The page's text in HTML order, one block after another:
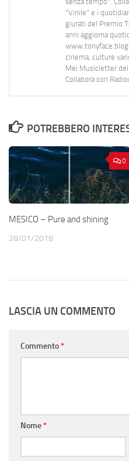
"Vinile" e i
giurati del Premio
anni aggiorna
cinema, culture
Mei Musicletter
Collabora con
POTREBBERO
0
MESICO – Pure and shining
28/01/2018
LASCIA UN COMMENTO
Commento*
Nome*